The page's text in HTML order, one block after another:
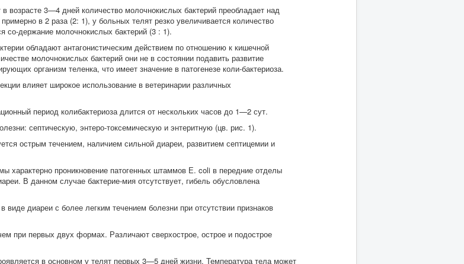
возрасте 3—4 дней количество молочнокислых бактерий преобладает над
в 2 раза (2: 1), у больных телят резко увеличивается количество
со-держание молочнокислых бактерий (3 : 1).
обладают антагонистическим действием по отношению к кишечной
молочнокислых бактерий они не в состоянии подавить развитие
организм теленка, что имеет значение в патогенезе коли-бактериоза.
влияет широкое использование в ветеринарии различных
период колибактериоза длится от нескольких часов до 1—2 сут.
септическую, энтеро-токсемическую и энтеритную (цв. рис. 1).
острым течением, наличием сильной диареи, развитием септицемии и
характерно проникновение патогенных штаммов Е. coli в передние отделы
В данном случае бактерие-мия отсутствует, гибель обусловлена
виде диареи с более легким течением болезни при отсутствии признаков
при первых двух формах. Различают сверхострое, острое и подострое
в основном у телят первых 3—5 дней жизни. Температура тела может